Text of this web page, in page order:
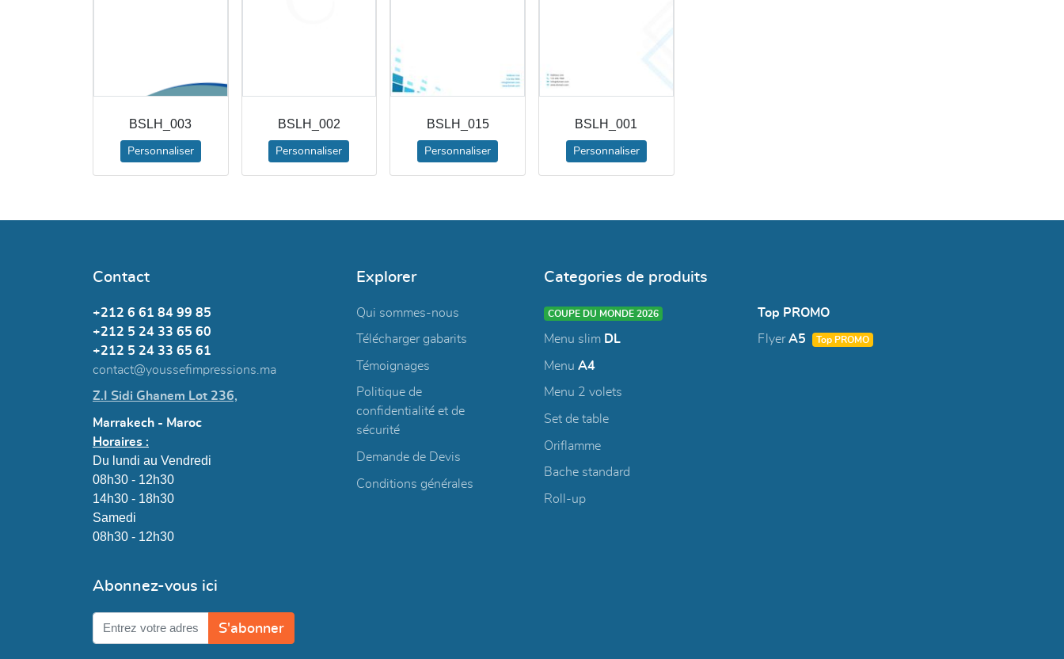
BSLH_003
Personnaliser
BSLH_002
Personnaliser
BSLH_015
Personnaliser
BSLH_001
Personnaliser
Contact
+212 6 61 84 99 85
+212 5 24 33 65 60
+212 5 24 33 65 61
contact@youssefimpressions.ma
Z.I Sidi Ghanem Lot 236,
Marrakech - Maroc
Horaires :
Du lundi au Vendredi
08h30 - 12h30
14h30 - 18h30
Samedi
08h30 - 12h30
Abonnez-vous ici
S'abonner
Explorer
Qui sommes-nous
Télécharger gabarits
Témoignages
Politique de
confidentialité et de
sécurité
Demande de Devis
Conditions générales
Categories de produits
COUPE DU MONDE 2026
Menu slim DL
Menu A4
Menu 2 volets
Set de table
Oriflamme
Bache standard
Roll-up
Top PROMO
FlyerA5 Top PROMO